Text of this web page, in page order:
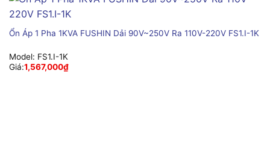
Ổn Áp 1 Pha 1KVA FUSHIN Dải 90V~250V Ra 110V-220V FS1.I-1K
Model: FS1.I-1K
Giá:1,567,000₫